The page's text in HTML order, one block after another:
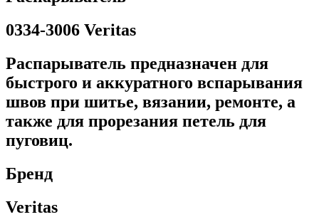
0334-3006 Veritas
Распарыватель предназначен для
быстрого и аккуратного вспарывания
швов при шитье, вязании, ремонте, а
также для прорезания петель для
пуговиц.
Бренд
Veritas